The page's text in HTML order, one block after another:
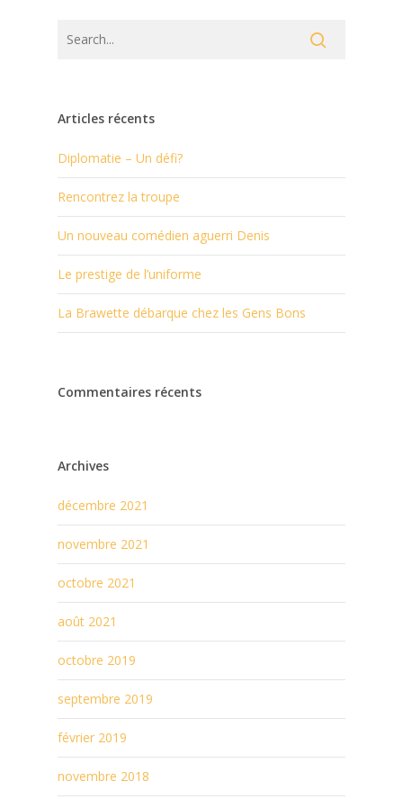
Articles récents
Diplomatie – Un défi?
Rencontrez la troupe
Un nouveau comédien aguerri Denis
Le prestige de l’uniforme
La Brawette débarque chez les Gens Bons
Commentaires récents
Archives
décembre 2021
novembre 2021
octobre 2021
août 2021
octobre 2019
septembre 2019
février 2019
novembre 2018